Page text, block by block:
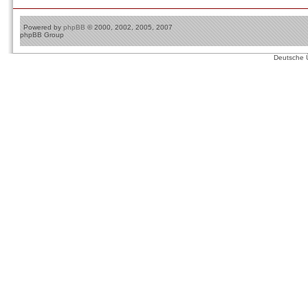
Powered by phpBB © 2000, 2002, 2005, 2007
phpBB Group
Deutsche